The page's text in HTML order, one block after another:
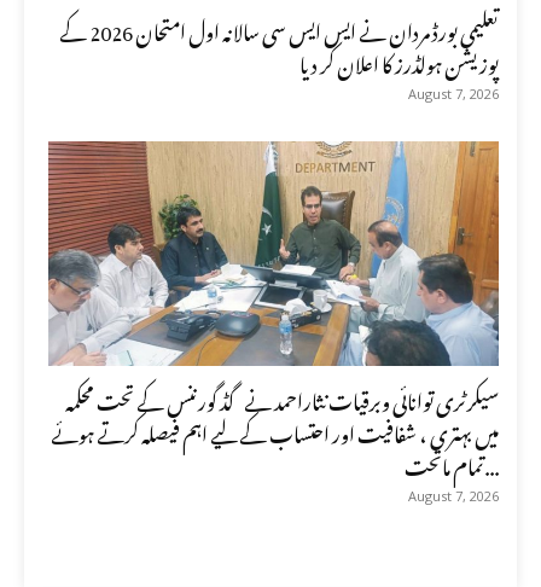
تعلیمی بورڈ مردان نے ایس ایس سی سالانہ اول امتحان 2026 کے
پوزیشن ہولڈرز کا اعلان کر دیا
August 7, 2026
سیکرٹری توانائی وبرقیات نثاراحمد نے گڈ گورننس کے تحت محکمہ
میں بہتری ، شفافیت اور احتساب کے لیے اہم فیصلہ کرتے ہوئے
تمام ماتحت...
August 7, 2026